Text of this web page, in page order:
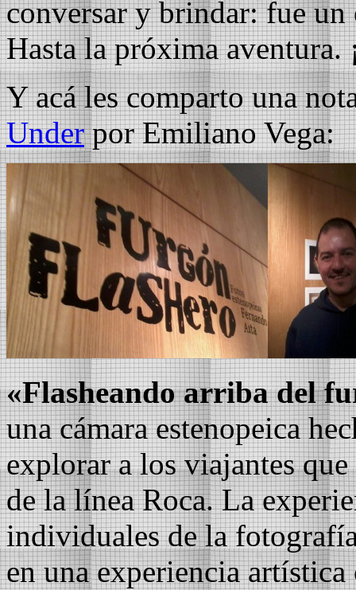
conversar y brindar: fue un
Hasta la próxima aventura.
Y acá les comparto una
Underpor Emiliano Vega:
«Flasheando arriba del
una cámara estenopeica
explorar a los viajantes
de la línea Roca. La
individuales de la
en una experiencia